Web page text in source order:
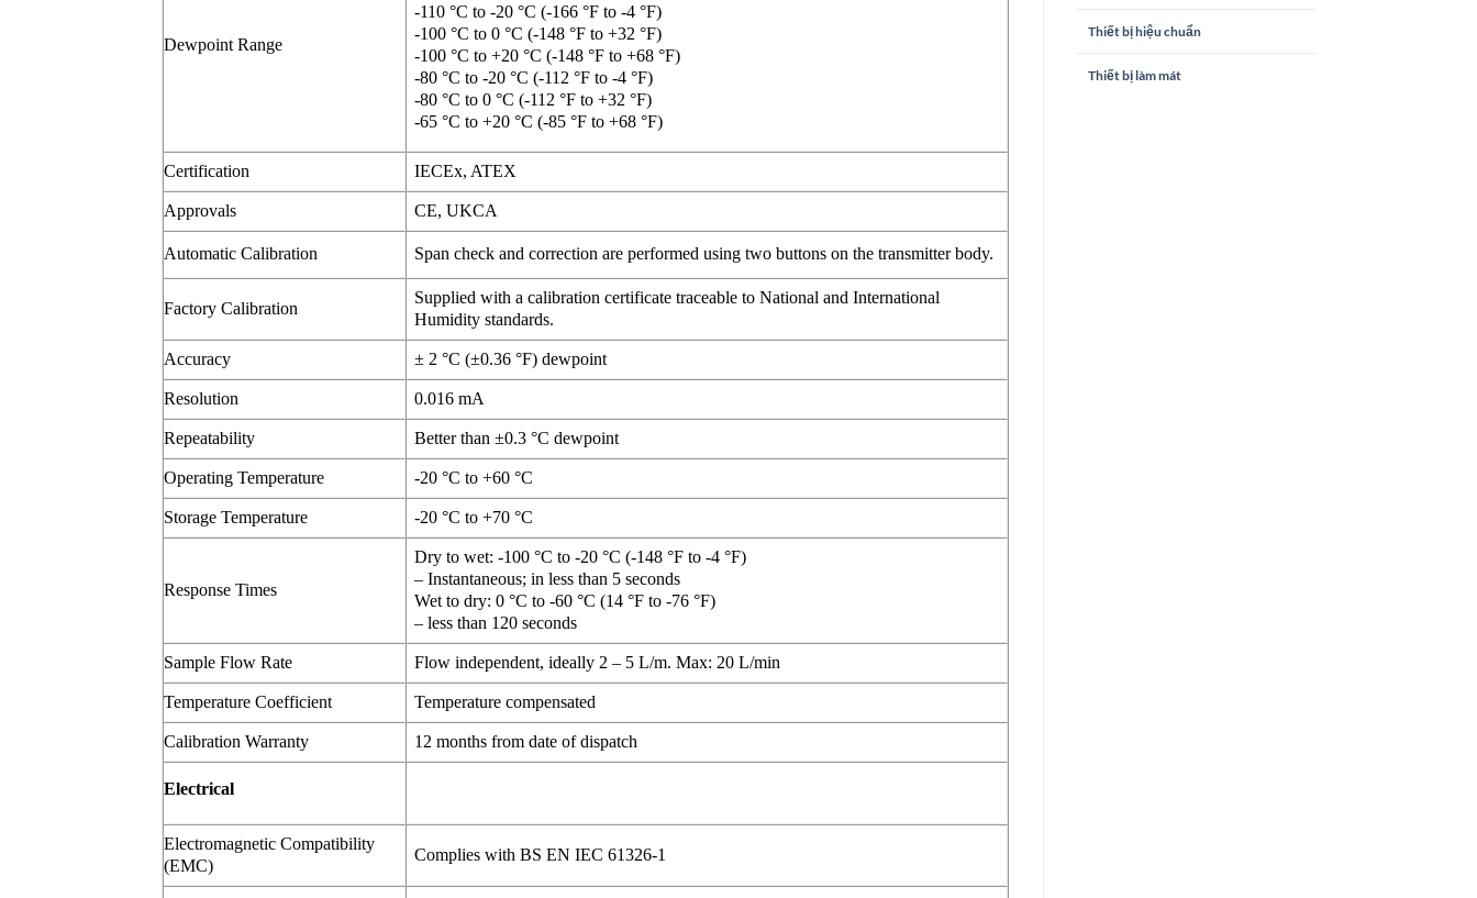
Thiết bị hiệu chuẩn
Thiết bị làm mát
Dewpoint Range
-110 °C to -20 °C (-166 °F to -4 °F)
-100 °C to 0 °C (-148 °F to +32 °F)
-100 °C to +20 °C (-148 °F to +68 °F)
-80 °C to -20 °C (-112 °F to -4 °F)
-80 °C to 0 °C (-112 °F to +32 °F)
-65 °C to +20 °C (-85 °F to +68 °F)
Certification IECEx, ATEX
Approvals CE, UKCA
Automatic Calibration Span check and correction are performed using two buttons on the transmitter body.
Factory Calibration
Supplied with a calibration certificate traceable to National and International
Humidity standards.
Accuracy ± 2 °C (±0.36 °F) dewpoint
Resolution 0.016 mA
Repeatability Better than ±0.3 °C dewpoint
Operating Temperature -20 °C to +60 °C
Storage Temperature -20 °C to +70 °C
Response Times
Dry to wet: -100 °C to -20 °C (-148 °F to -4 °F)
– Instantaneous; in less than 5 seconds
Wet to dry: 0 °C to -60 °C (14 °F to -76 °F)
– less than 120 seconds
Sample Flow Rate Flow independent, ideally 2 – 5 L/m. Max: 20 L/min
Temperature Coefficient Temperature compensated
Calibration Warranty 12 months from date of dispatch
Electrical
Electromagnetic Compatibility
(EMC)
Complies with BS EN IEC 61326-1